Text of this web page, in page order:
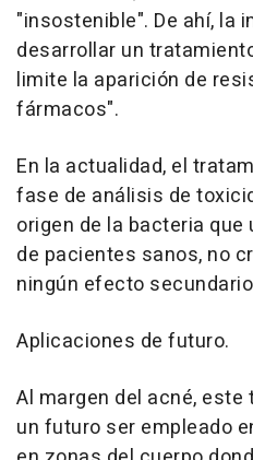
"insostenible". De ahí, la
desarrollar un
limite la aparición de
fármacos".
En la actualidad, el
fase de análisis de
origen de la bacteria
de pacientes sanos, no
ningún efecto
Aplicaciones de futuro.
Al margen del acné,
un futuro ser empleado